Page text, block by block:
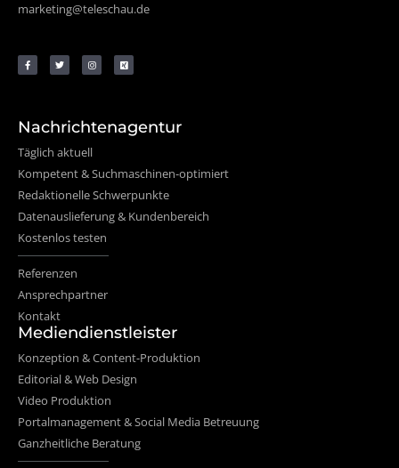
marketing@teleschau.de
Nachrichtenagentur
Täglich aktuell
Kompetent & Suchmaschinen-optimiert
Redaktionelle Schwerpunkte
Datenauslieferung & Kundenbereich
Kostenlos testen
Referenzen
Ansprechpartner
Kontakt
Mediendienstleister
Konzeption & Content-Produktion
Editorial & Web Design
Video Produktion
Portalmanagement & Social Media Betreuung
Ganzheitliche Beratung